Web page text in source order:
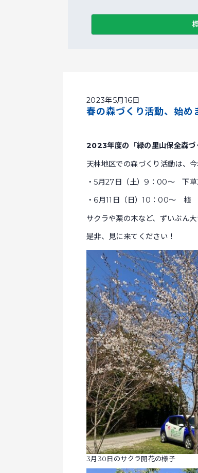
2023年5月16日
春の森づくり活動、始め
2023年度の「緑の里山保全森づ
天林地区での森づくり活動は、今
・5月27日（土）9：00～ 下草
・6月11日（日）10：00～ 植
サクラや栗の木など、ずいぶん大
是非、見に来てください！
3月30日のサクラ開花の様子